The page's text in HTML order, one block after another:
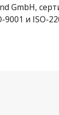
GmbH,
и ISO-